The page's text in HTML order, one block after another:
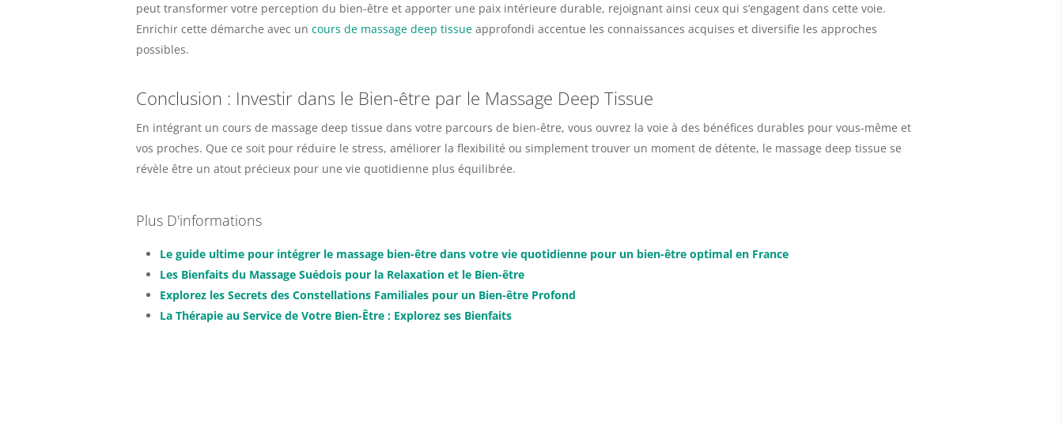
peut transformer votre perception du bien-être et apporter une paix intérieure durable, rejoignant ainsi ceux qui s’engagent dans cette voie.
Enrichir cette démarche avec un cours de massage deep tissue approfondi accentue les connaissances acquises et diversifie les approches
possibles.
Conclusion : Investir dans le Bien-être par le Massage Deep Tissue
En intégrant un cours de massage deep tissue dans votre parcours de bien-être, vous ouvrez la voie à des bénéfices durables pour vous-même et
vos proches. Que ce soit pour réduire le stress, améliorer la flexibilité ou simplement trouver un moment de détente, le massage deep tissue se
révèle être un atout précieux pour une vie quotidienne plus équilibrée.
Plus D'informations
Le guide ultime pour intégrer le massage bien-être dans votre vie quotidienne pour un bien-être optimal en France
Les Bienfaits du Massage Suédois pour la Relaxation et le Bien-être
Explorez les Secrets des Constellations Familiales pour un Bien-être Profond
La Thérapie au Service de Votre Bien-Être : Explorez ses Bienfaits